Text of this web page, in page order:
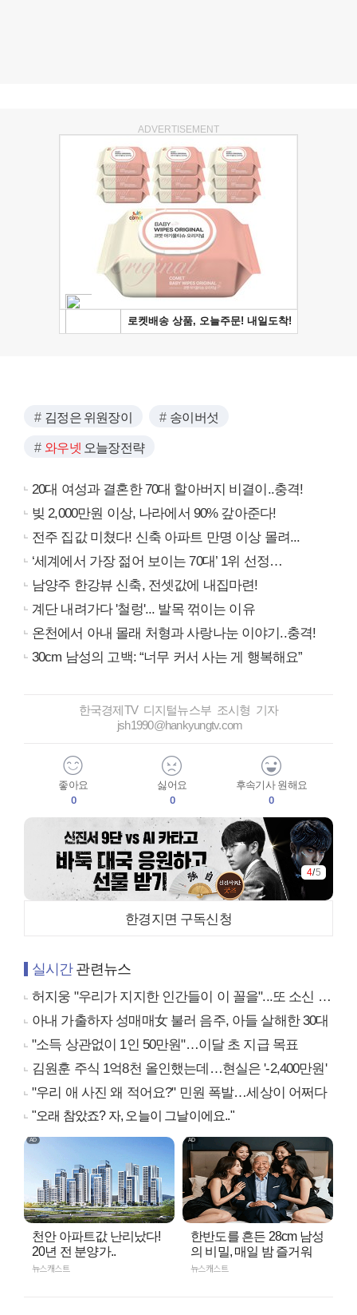
ADVERTISEMENT
김정은 위원장이 송이버섯
와우넷 오늘장전략
20대 여성과 결혼한 70대 할아버지 비결이..충격!
빚 2,000만원 이상, 나라에서 90% 갚아준다!
전주 집값 미쳤다! 신축 아파트 만명 이상 몰려...
‘세계에서 가장 젊어 보이는 70대’ 1위 선정…
남양주 한강뷰 신축, 전셋값에 내집마련!
계단 내려가다 '철렁'... 발목 꺾이는 이유
온천에서 아내 몰래 처형과 사랑나눈 이야기..충격!
30cm 남성의 고백: “너무 커서 사는 게 행복해요”
한국경제TV 디지털뉴스부 조시형 기자
jsh1990@hankyungtv.com
좋아요
0
싫어요
0
후속기사 원해요
0
4/5
한경지면 구독신청
실시간관련뉴스
허지웅 "우리가 지지한 인간들이 이 꼴을"...또 소신 발언
아내 가출하자 성매매女 불러 음주, 아들 살해한 30대
"소득 상관없이 1인 50만원"…이달 초 지급 목표
김원훈 주식 1억8천 올인했는데…현실은 '-2,400만원'
"우리 애 사진 왜 적어요?" 민원 폭발…세상이 어쩌다
"오래 참았죠? 자, 오늘이 그날이에요.."
천안 아파트값 난리났다!
20년 전 분양가..
뉴스캐스트
한반도를 흔든 28cm 남성
의 비밀, 매일 밤 즐거워
뉴스캐스트